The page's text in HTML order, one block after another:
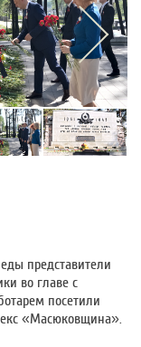
представители
во главе с
посетили
«Масюковщина».